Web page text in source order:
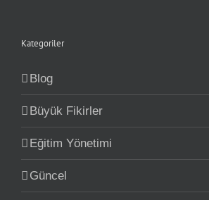
Kategoriler
Blog
Büyük Fikirler
Eğitim Yönetimi
Güncel